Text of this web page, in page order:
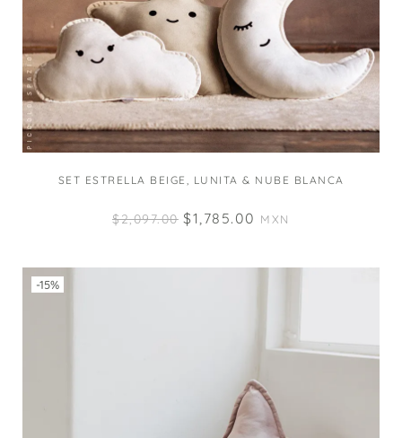
SET ESTRELLA BEIGE, LUNITA & NUBE BLANCA
$2,097.00 $1,785.00 MXN
-15%